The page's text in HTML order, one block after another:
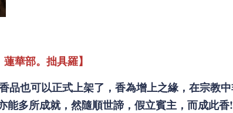
蓮華部。拙具羅】
品也可以正式上架了，香為增上之緣，在宗教
能多所成就，然隨順世諦，假立賓主，而成此香!